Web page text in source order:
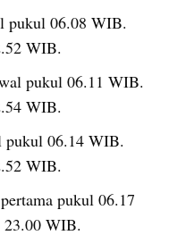
pukul 06.08 WIB.
WIB.
pukul 06.11 WIB.
WIB.
pukul 06.14 WIB.
WIB.
pukul 06.17
WIB.